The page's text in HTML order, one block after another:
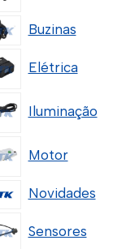
Buzinas
Elétrica
Iluminação
Motor
Novidades
Sensores